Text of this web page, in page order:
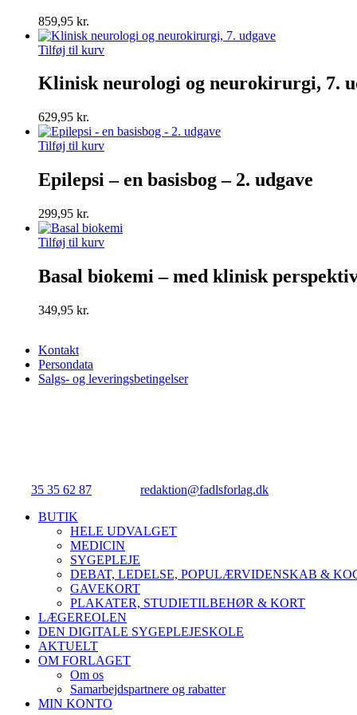
859,95 kr.
Tilføj til kurv
Klinisk neurologi og neurokirurgi, 7.
629,95 kr.
Tilføj til kurv
Epilepsi – en basisbog – 2. udgave
299,95 kr.
Tilføj til kurv
Basal biokemi – med klinisk
349,95 kr.
Kontakt
Persondata
Salgs- og leveringsbetingelser
35 35 62 87 redaktion@fadlsforlag.dk
Close
BUTIK
HELE UDVALGET
MEDICIN
SYGEPLEJE
DEBAT, LEDELSE, POPULÆRVIDENSKAB &
GAVEKORT
PLAKATER, STUDIETILBEHØR & KORT
LÆGEREOLEN
DEN DIGITALE SYGEPLEJESKOLE
AKTUELT
OM FORLAGET
Om os
Samarbejdspartnere og rabatter
MIN KONTO